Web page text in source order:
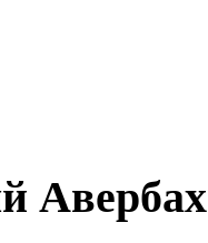
Авербах